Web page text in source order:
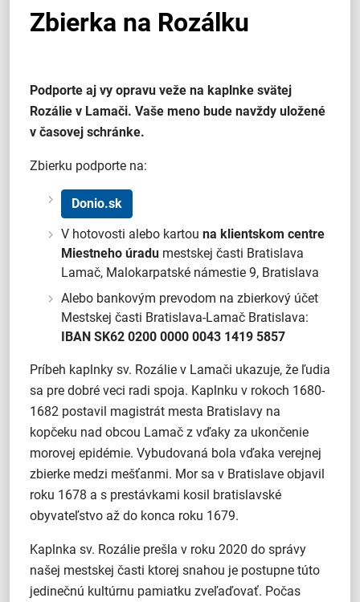
O Lamači
Zbierka na Rozálku
Podporte aj vy opravu veže na kaplnke svätej
Rozálie v Lamači. Vaše meno bude navždy uložené
v časovej schránke.
Zbierku podporte na:
Donio.sk
V hotovosti alebo kartou na klientskom centre
Miestneho úradu mestskej časti Bratislava
Lamač, Malokarpatské námestie 9, Bratislava
Alebo bankovým prevodom na zbierkový účet
Mestskej časti Bratislava-Lamač Bratislava:
IBAN SK62 0200 0000 0043 1419 5857
Príbeh kaplnky sv. Rozálie v Lamači ukazuje, že ľudia
sa pre dobré veci radi spoja. Kaplnku v rokoch 1680-
1682 postavil magistrát mesta Bratislavy na
kopčeku nad obcou Lamač z vďaky za ukončenie
morovej epidémie. Vybudovaná bola vďaka verejnej
zbierke medzi mešťanmi. Mor sa v Bratislave objavil
roku 1678 a s prestávkami kosil bratislavské
obyvateľstvo až do konca roku 1679.
Kaplnka sv. Rozálie prešla v roku 2020 do správy
našej mestskej časti ktorej snahou je postupne túto
jedinečnú kultúrnu pamiatku zveľaďovať. Počas